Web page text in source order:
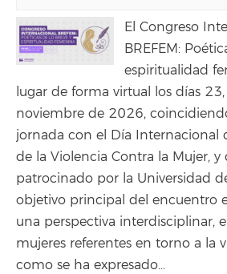
El Congreso
BREFEM:
espiritualidad
lugar de forma virtual los días
noviembre de 2026,
jornada con el Día Internacional
de la Violencia Contra la Mujer, y
patrocinado por la Universidad
objetivo principal del encuentro
una perspectiva interdisciplinar,
mujeres referentes en torno a la
como se ha expresado…